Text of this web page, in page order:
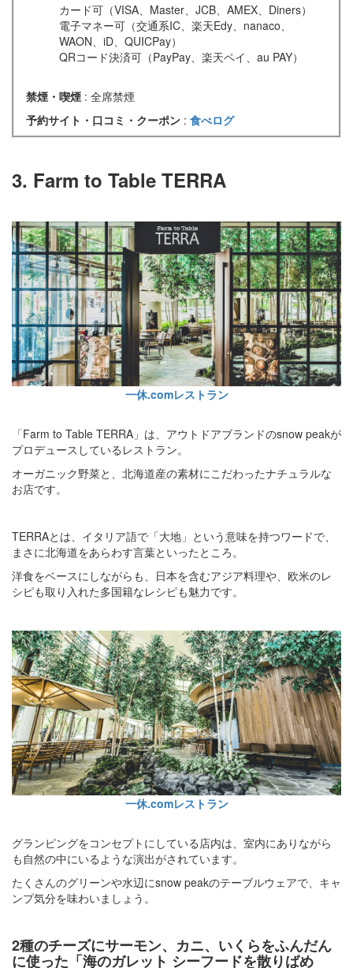
カード可（VISA、Master、JCB、AMEX、Diners）
電子マネー可（交通系IC、楽天Edy、nanaco、
WAON、iD、QUICPay）
QRコード決済可（PayPay、楽天ペイ、au PAY）
禁煙・喫煙 : 全席禁煙
予約サイト・口コミ・クーポン : 食べログ
3. Farm to Table TERRA
一休.comレストラン
「Farm to Table TERRA」は、アウトドアブランドのsnow peakが
プロデュースしているレストラン。
オーガニック野菜と、北海道産の素材にこだわったナチュラルな
お店です。
TERRAとは、イタリア語で「大地」という意味を持つワードで、
まさに北海道をあらわす言葉といったところ。
洋食をベースにしながらも、日本を含むアジア料理や、欧米のレ
シピも取り入れた多国籍なレシピも魅力です。
一休.comレストラン
グランピングをコンセプトにしている店内は、室内にありながら
も自然の中にいるような演出がされています。
たくさんのグリーンや水辺にsnow peakのテーブルウェアで、キャ
ンプ気分を味わいましょう。
2種のチーズにサーモン、カニ、いくらをふんだん
に使った「海のガレット シーフードを散りばめ